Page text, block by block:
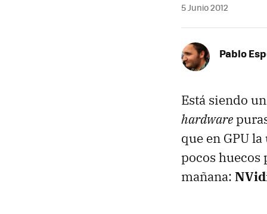
5 Junio 2012
Pablo
Está siendo
hardware
que en GPUla
pocos huecos
mañana: